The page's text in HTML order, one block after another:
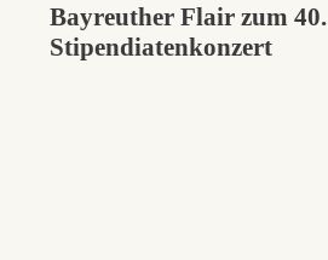
Bayreuther Flair zum 40.
Stipendiatenkonzert